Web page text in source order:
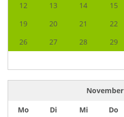
12
13 14 15
19
20 21 22
26
27 28 29
November
Mo
Di Mi Do